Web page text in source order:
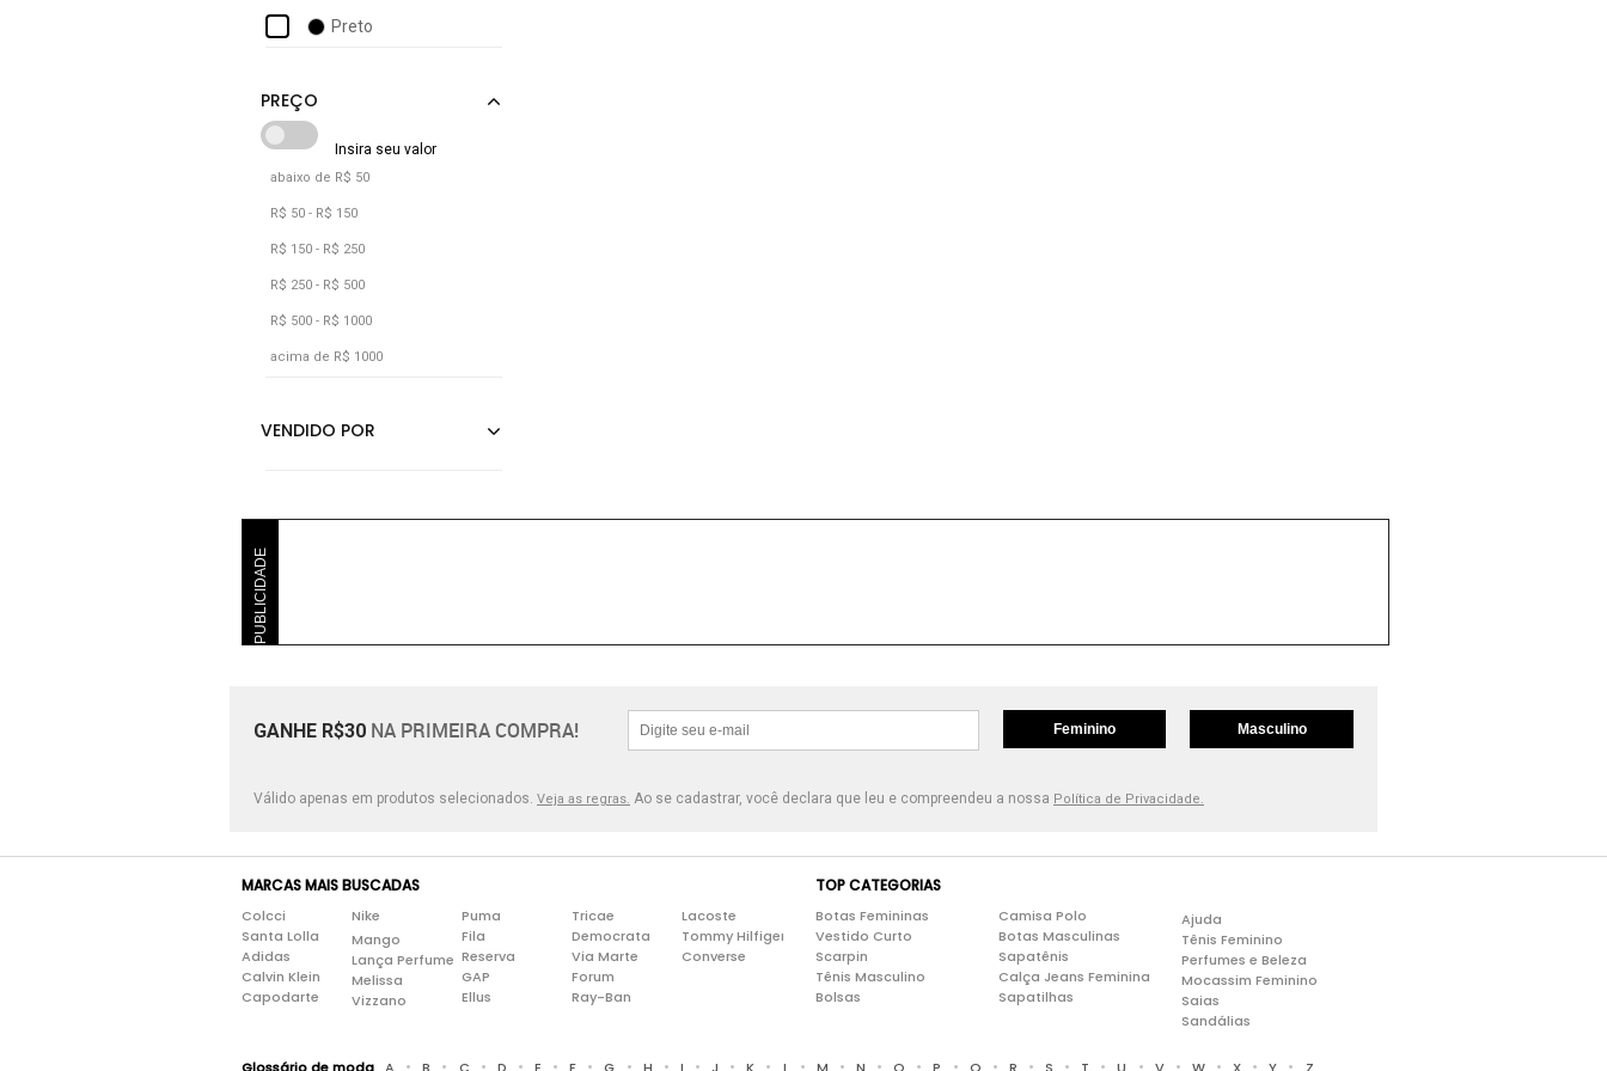
Minty
Mizuno
Olympikus
Preto
abaixo de R$ 50
R$ 50 - R$ 150
R$ 150 - R$ 250
R$ 250 - R$ 500
R$ 500 - R$ 1000
acima de R$ 1000
PUBLICIDADE
GANHE R$30 NA PRIMEIRA COMPRA! Feminino Masculino
Válido apenas em produtos selecionados. Veja as regras. Ao se cadastrar, você declara que leu e compreendeu a nossa Política de Privacidade.
MARCAS MAIS BUSCADAS
Colcci
Santa Lolla
Adidas
Calvin Klein
Capodarte
Nike
Mango
Lança Perfume
Melissa
Vizzano
Puma
Fila
Reserva
GAP
Ellus
Tricae
Democrata
Via Marte
Forum
Ray-Ban
Lacoste
Tommy Hilfiger
Converse
TOP CATEGORIAS
Botas Femininas
Vestido Curto
Scarpin
Tênis Masculino
Bolsas
Camisa Polo
Botas Masculinas
Sapatênis
Calça Jeans Feminina
Sapatilhas
Ajuda
Tênis Feminino
Perfumes e Beleza
Mocassim Feminino
Saias
Sandálias